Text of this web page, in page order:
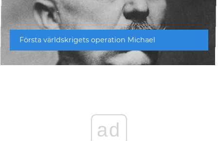
Första världskrigets operation Michael
ad